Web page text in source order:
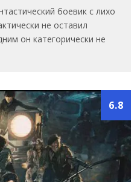
боевик с лихо
не оставил
он категорически не
6.8